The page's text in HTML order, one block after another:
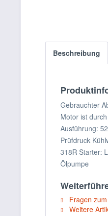
Beschreibung
Gebrauchter
Motor ist
Ausführung:
Prüfdruck
318R Starter:
Ölpumpe
Fragen
Weitere